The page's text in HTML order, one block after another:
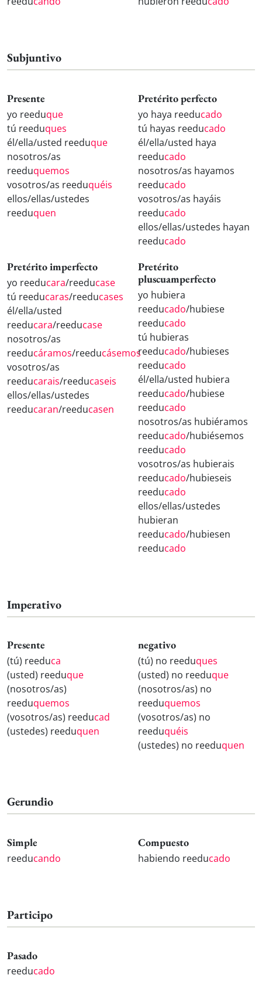
Subjuntivo
Presente
yo reeduque
tú reeduques
él/ella/usted reeduque
nosotros/as
reeduquemos
vosotros/as reeduquéis
ellos/ellas/ustedes
reeduquen
Pretérito perfecto
yo haya reeducado
tú hayas reeducado
él/ella/usted haya
reeducado
nosotros/as hayamos
reeducado
vosotros/as hayáis
reeducado
ellos/ellas/ustedes hayan
reeducado
Pretérito imperfecto
yo reeducara/reeducase
tú reeducaras/reeducases
él/ella/usted
reeducara/reeducase
nosotros/as
reeducáramos/reeducásemos
vosotros/as
reeducarais/reeducaseis
ellos/ellas/ustedes
reeducaran/reeducasen
Pretérito
pluscuamperfecto
yo hubiera
reeducado/hubiese
reeducado
tú hubieras
reeducado/hubieses
reeducado
él/ella/usted hubiera
reeducado/hubiese
reeducado
nosotros/as hubiéramos
reeducado/hubiésemos
reeducado
vosotros/as hubierais
reeducado/hubieseis
reeducado
ellos/ellas/ustedes
hubieran
reeducado/hubiesen
reeducado
Imperativo
Presente
(tú) reeduca
(usted) reeduque
(nosotros/as)
reeduquemos
(vosotros/as) reeducad
(ustedes) reeduquen
negativo
(tú) no reeduques
(usted) no reeduque
(nosotros/as) no
reeduquemos
(vosotros/as) no
reeduquéis
(ustedes) no reeduquen
Gerundio
Simple
reeducando
Compuesto
habiendo reeducado
Participo
Pasado
reeducado